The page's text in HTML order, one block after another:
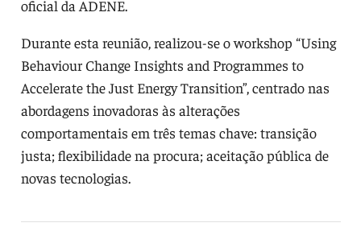
oficial da ADENE.
Durante esta reunião, realizou-se o workshop “Using
Behaviour Change Insights and Programmes to
Accelerate the Just Energy Transition”, centrado nas
abordagens inovadoras às alterações
comportamentais em três temas chave: transição
justa; flexibilidade na procura; aceitação pública de
novas tecnologias.